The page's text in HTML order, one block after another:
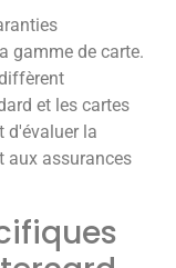
gamme de carte.
et les cartes
d'évaluer la
aux assurances